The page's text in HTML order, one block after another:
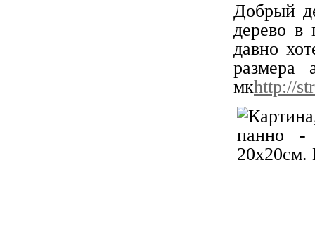
Добрый
дерево в
давно
размера
мкhttp://